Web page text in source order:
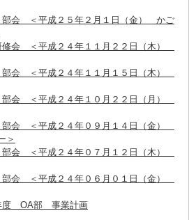
部会 ＜平成２５年２月１日（金） かご
修会 ＜平成２４年１１月２２日（木）
部会 ＜平成２４年１１月１５日（木）
部会 ＜平成２４年１０月２２日（月）
部会 ＜平成２４年０９月１４日（金）
＞
部会 ＜平成２４年０７月１２日（木）
部会 ＜平成２４年０６月０１日（金）
度 OA部 事業計画